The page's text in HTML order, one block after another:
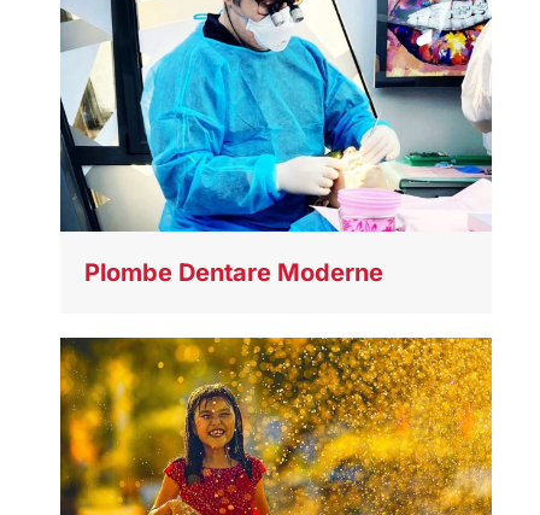
Plombe Dentare Moderne